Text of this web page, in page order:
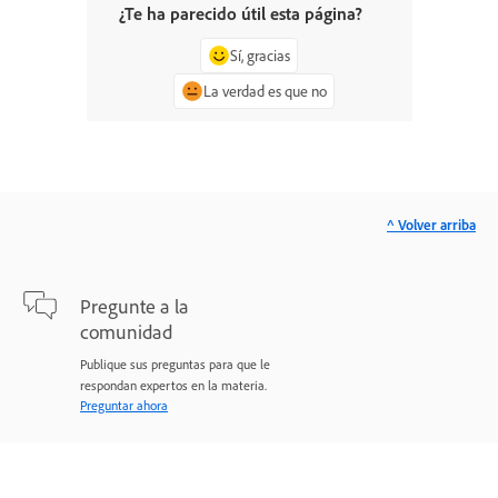
¿Te ha parecido útil esta página?
Sí, gracias
La verdad es que no
Pregunte a la
comunidad
Publique sus preguntas para que le
respondan expertos en la materia.
Preguntar ahora
^ Volver arriba